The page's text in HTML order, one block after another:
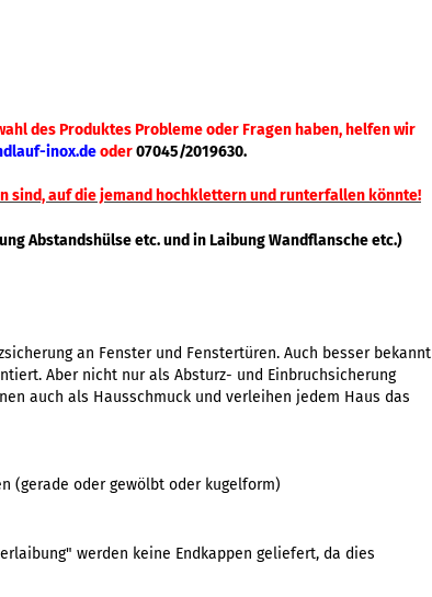
des Produktes Probleme oder Fragen haben, helfen wir
inox.deoder07045/2019630.
sind, auf die jemand hochklettern und runterfallen könnte!
Abstandshülse etc. und in Laibung Wandflansche etc.)
an Fenster und Fenstertüren. Auch besser bekannt
Aber nicht nur als Absturz- und Einbruchsicherung
auch als Hausschmuck und verleihen jedem Haus das
(gerade oder gewölbt oder kugelform)
werden keine Endkappen geliefert, da dies